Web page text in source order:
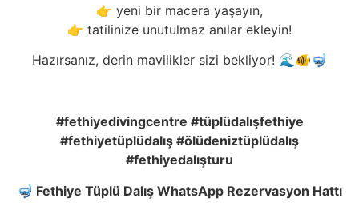
👉 yeni bir macera yaşayın,
👉 tatilinize unutulmaz anılar ekleyin!
Hazırsanız, derin mavilikler sizi bekliyor! 🌊🐠🤿
#fethiyedivingcentre #tüplüdalışfethiye
#fethiyetüplüdalış #ölüdeniztüplüdalış
#fethiyedalışturu
🤿 Fethiye Tüplü Dalış WhatsApp Rezervasyon Hattı